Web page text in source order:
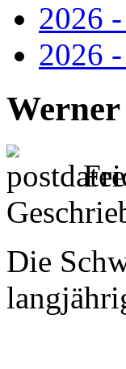
2026
2026
Werner
Die